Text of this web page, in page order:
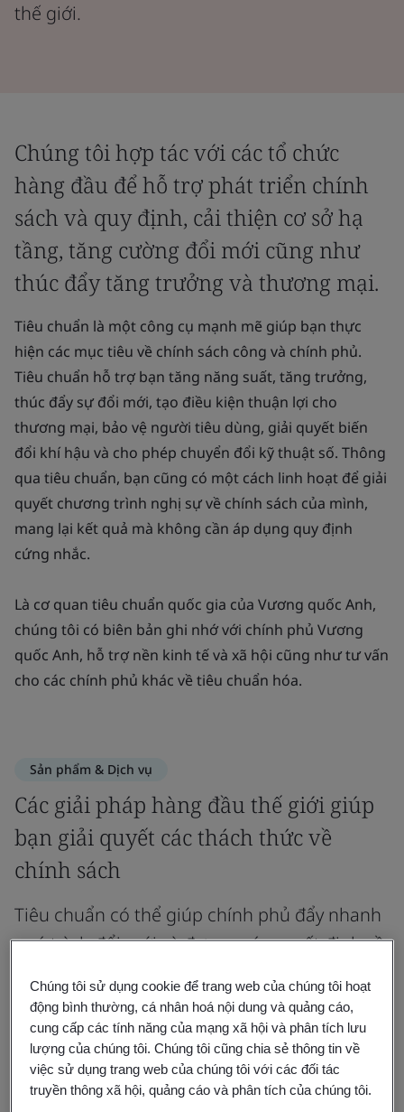
thế giới.
Chúng tôi hợp tác với các tổ chức
hàng đầu để hỗ trợ phát triển chính
sách và quy định, cải thiện cơ sở hạ
tầng, tăng cường đổi mới cũng như
thúc đẩy tăng trưởng và thương mại.
Tiêu chuẩn là một công cụ mạnh mẽ giúp bạn thực
hiện các mục tiêu về chính sách công và chính phủ.
Tiêu chuẩn hỗ trợ bạn tăng năng suất, tăng trưởng,
thúc đẩy sự đổi mới, tạo điều kiện thuận lợi cho
thương mại, bảo vệ người tiêu dùng, giải quyết biến
đổi khí hậu và cho phép chuyển đổi kỹ thuật số. Thông
qua tiêu chuẩn, bạn cũng có một cách linh hoạt để giải
quyết chương trình nghị sự về chính sách của mình,
mang lại kết quả mà không cần áp dụng quy định
cứng nhắc.
Là cơ quan tiêu chuẩn quốc gia của Vương quốc Anh,
chúng tôi có biên bản ghi nhớ với chính phủ Vương
quốc Anh, hỗ trợ nền kinh tế và xã hội cũng như tư vấn
cho các chính phủ khác về tiêu chuẩn hóa.
Sản phẩm & Dịch vụ
Các giải pháp hàng đầu thế giới giúp
bạn giải quyết các thách thức về
chính sách
Tiêu chuẩn có thể giúp chính phủ đẩy nhanh
quá trình đổi mới và đưa ra các quyết định về
khắp các ban ngành của chính phủ.
Tiêu chuẩn
Chúng tôi sử dụng cookie để trang web của chúng tôi hoạt
động bình thường, cá nhân hoá nội dung và quảng cáo,
cung cấp các tính năng của mạng xã hội và phân tích lưu
lượng của chúng tôi. Chúng tôi cũng chia sẻ thông tin về
việc sử dụng trang web của chúng tôi với các đối tác
truyền thông xã hội, quảng cáo và phân tích của chúng tôi.